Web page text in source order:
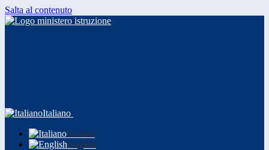
Salta al contenuto
Italiano
Italiano
English